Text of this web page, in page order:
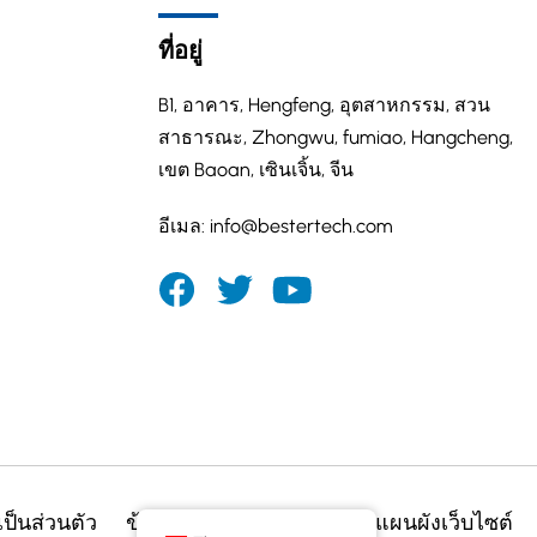
ที่อยู่
B1, อาคาร, Hengfeng, อุตสาหกรรม, สวน
สาธารณะ, Zhongwu, fumiao, Hangcheng,
เขต Baoan, เซินเจิ้น, จีน
อีเมล: info@bestertech.com
ป็นส่วนตัว ข้อกำหนดในการใช้งาน แผนผังเว็บไซต์